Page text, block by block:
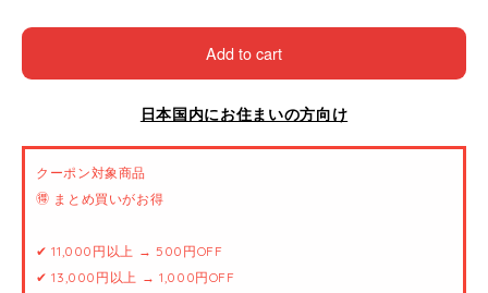
Add to cart
日本国内にお住まいの方向け
クーポン対象商品
🉐 まとめ買いがお得
✔ 11,000円以上 → 500円OFF
✔ 13,000円以上 → 1,000円OFF